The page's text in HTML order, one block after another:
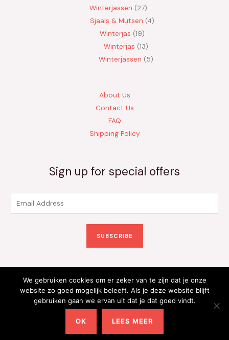
Winterjassen
27
Sjaals & Mutsen 4
Winterjas 19
Winterjas 13
Winterjassen
5
About Us
Contact Us
FAQ
Shipping Policy
Sign up for special offers
m
SUBSCRIBE
Copyright © 2026 Kinderkleding Onlineshop | Powered by
Kinderkleding Onlineshop
We gebruiken cookies om er zeker van te zijn dat je onze
website zo goed mogelijk beleeft. Als je deze website blijft
gebruiken gaan we ervan uit dat je dat goed vindt.
OK LEES MEER